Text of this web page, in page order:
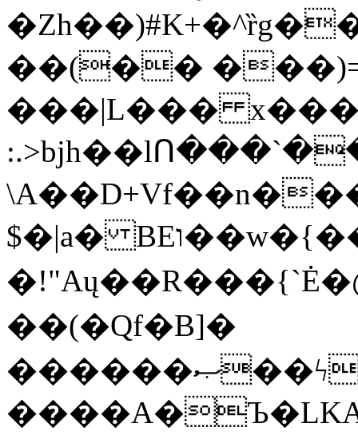
��(��
���|L���
$�|a� BEו��w�{���;���q�X��d%�������W� hU�(�1�Ū}9�S�F<��i�L3�;�
��(�Qf�B]�
������ޞ��ϟak��r��_39$�8�p���7�2�yIZ�R��x��/